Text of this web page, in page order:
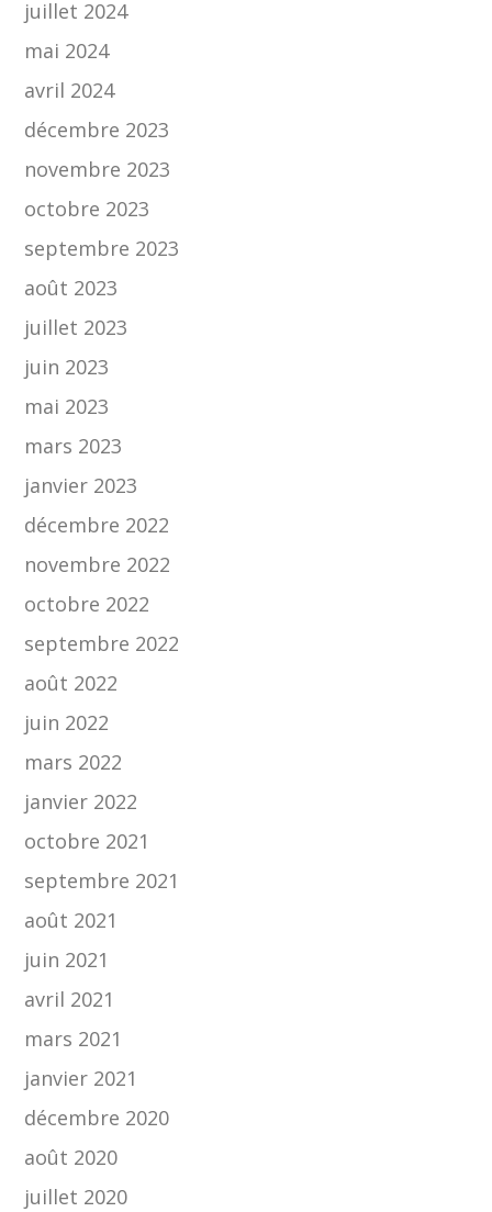
juillet 2024
mai 2024
avril 2024
décembre 2023
novembre 2023
octobre 2023
septembre 2023
août 2023
juillet 2023
juin 2023
mai 2023
mars 2023
janvier 2023
décembre 2022
novembre 2022
octobre 2022
septembre 2022
août 2022
juin 2022
mars 2022
janvier 2022
octobre 2021
septembre 2021
août 2021
juin 2021
avril 2021
mars 2021
janvier 2021
décembre 2020
août 2020
juillet 2020